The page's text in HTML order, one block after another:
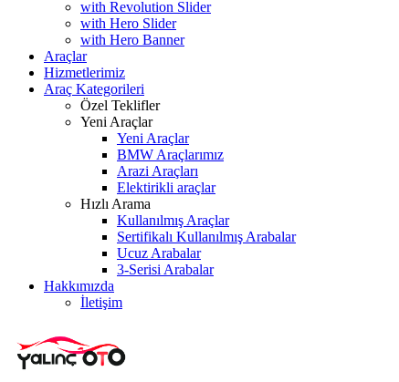
with Revolution Slider
with Hero Slider
with Hero Banner
Araçlar
Hizmetlerimiz
Araç Kategorileri
Özel Teklifler
Yeni Araçlar
Yeni Araçlar
BMW Araçlarımız
Arazi Araçları
Elektirikli araçlar
Hızlı Arama
Kullanılmış Araçlar
Sertifikalı Kullanılmış Arabalar
Ucuz Arabalar
3-Serisi Arabalar
Hakkımızda
İletişim